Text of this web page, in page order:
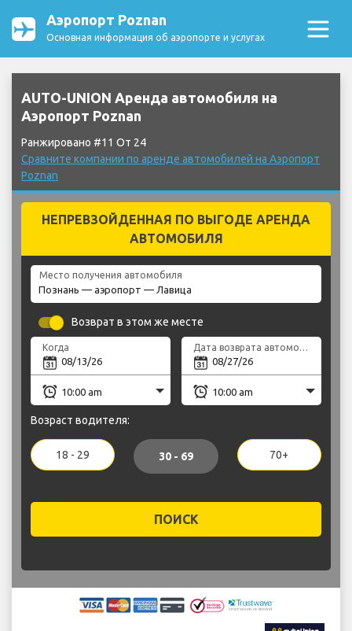
Аэропорт Poznan
Основная информация об аэропорте и услугах
AUTO-UNION Аренда автомобиля на
Аэропорт Poznan
Ранжировано #11 От 24
Сравните компании по аренде автомобилей на Аэропорт
Poznan
НЕПРЕВЗОЙДЕННАЯ ПО ВЫГОДЕ АРЕНДА
АВТОМОБИЛЯ
Место получения автомобиля
Возврат в этом же месте
Когда Дата возврата автомобиля
Возраст водителя:
18 - 29 30 - 69 70+
ПОИСК